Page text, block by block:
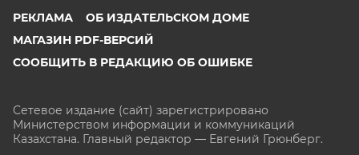
РЕКЛАМА
ОБ ИЗДАТЕЛЬСКОМ ДОМЕ
МАГАЗИН PDF-ВЕРСИЙ
СООБЩИТЬ В РЕДАКЦИЮ ОБ ОШИБКЕ
Сетевое издание (сайт) зарегистрировано
Министерством информации и коммуникаций
Казахстана. Главный редактор — Евгений Грюнберг.